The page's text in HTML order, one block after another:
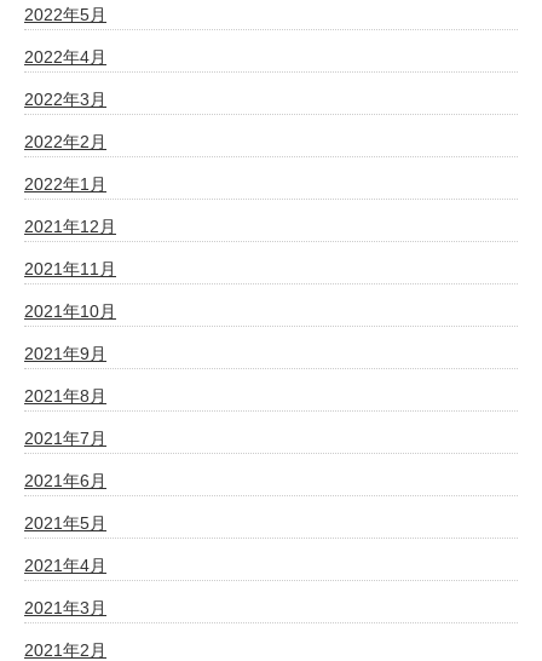
2022年5月
2022年4月
2022年3月
2022年2月
2022年1月
2021年12月
2021年11月
2021年10月
2021年9月
2021年8月
2021年7月
2021年6月
2021年5月
2021年4月
2021年3月
2021年2月